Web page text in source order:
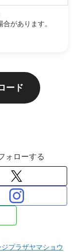
があります。
ード
ォローする
プラザヤマショウ